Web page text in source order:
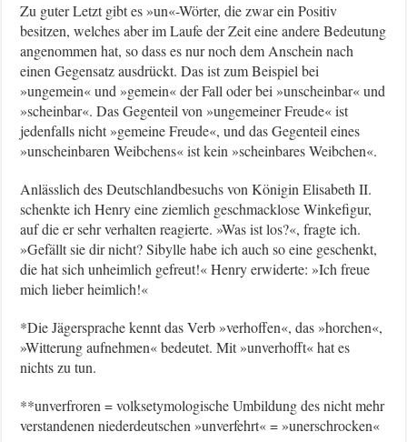
Zu guter Letzt gibt es »un«-Wörter, die zwar ein Positiv
besitzen, welches aber im Laufe der Zeit eine andere Bedeutung
angenommen hat, so dass es nur noch dem Anschein nach
einen Gegensatz ausdrückt. Das ist zum Beispiel bei
»ungemein« und »gemein« der Fall oder bei »unscheinbar« und
»scheinbar«. Das Gegenteil von »ungemeiner Freude« ist
jedenfalls nicht »gemeine Freude«, und das Gegenteil eines
»unscheinbaren Weibchens« ist kein »scheinbares Weibchen«.
Anlässlich des Deutschlandbesuchs von Königin Elisabeth II.
schenkte ich Henry eine ziemlich geschmacklose Winkefigur,
auf die er sehr verhalten reagierte. »Was ist los?«, fragte ich.
»Gefällt sie dir nicht? Sibylle habe ich auch so eine geschenkt,
die hat sich unheimlich gefreut!« Henry erwiderte: »Ich freue
mich lieber heimlich!«
*Die Jägersprache kennt das Verb »verhoffen«, das »horchen«,
»Witterung aufnehmen« bedeutet. Mit »unverhofft« hat es
nichts zu tun.
**unverfroren = volksetymologische Umbildung des nicht mehr
verstandenen niederdeutschen »unverfehrt« = »unerschrocken«